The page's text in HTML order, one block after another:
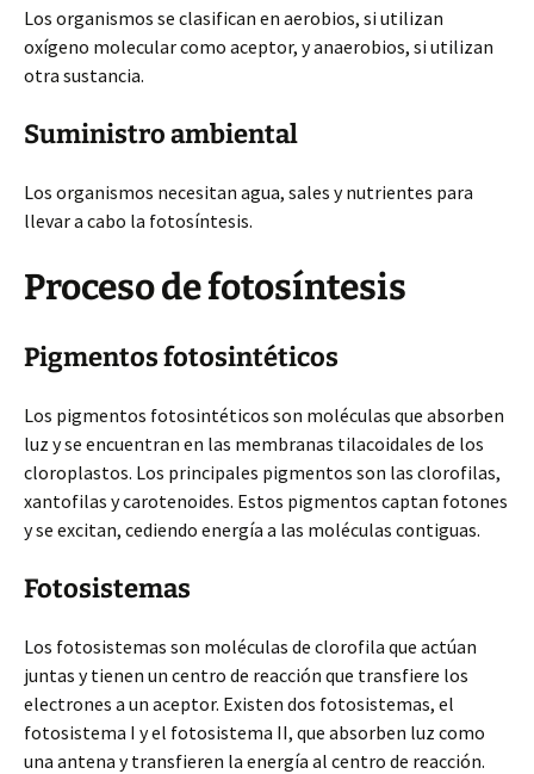
Los organismos se clasifican en aerobios, si utilizan
oxígeno molecular como aceptor, y anaerobios, si utilizan
otra sustancia.
Suministro ambiental
Los organismos necesitan agua, sales y nutrientes para
llevar a cabo la fotosíntesis.
Proceso de fotosíntesis
Pigmentos fotosintéticos
Los pigmentos fotosintéticos son moléculas que absorben
luz y se encuentran en las membranas tilacoidales de los
cloroplastos. Los principales pigmentos son las clorofilas,
xantofilas y carotenoides. Estos pigmentos captan fotones
y se excitan, cediendo energía a las moléculas contiguas.
Fotosistemas
Los fotosistemas son moléculas de clorofila que actúan
juntas y tienen un centro de reacción que transfiere los
electrones a un aceptor. Existen dos fotosistemas, el
fotosistema I y el fotosistema II, que absorben luz como
una antena y transfieren la energía al centro de reacción.